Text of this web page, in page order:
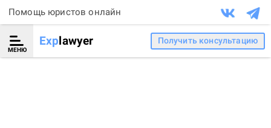
Помощь юристов онлайн
МЕНЮ
Explawyer Получить консультацию